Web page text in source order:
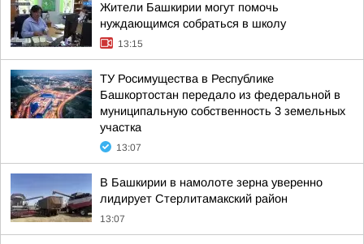
Жители Башкирии могут помочь
нуждающимся собраться в школу
13:15
ТУ Росимущества в Республике
Башкортостан передало из федеральной в
муниципальную собственность 3 земельных
участка
13:07
В Башкирии в намолоте зерна уверенно
лидирует Стерлитамакский район
13:07